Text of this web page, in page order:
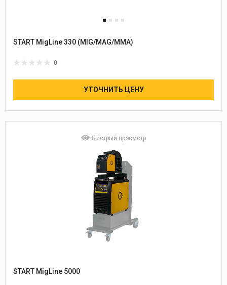
START MigLine 330 (MIG/MAG/MMA)
0
УТОЧНИТЬ ЦЕНУ
Быстрый просмотр
START MigLine 5000